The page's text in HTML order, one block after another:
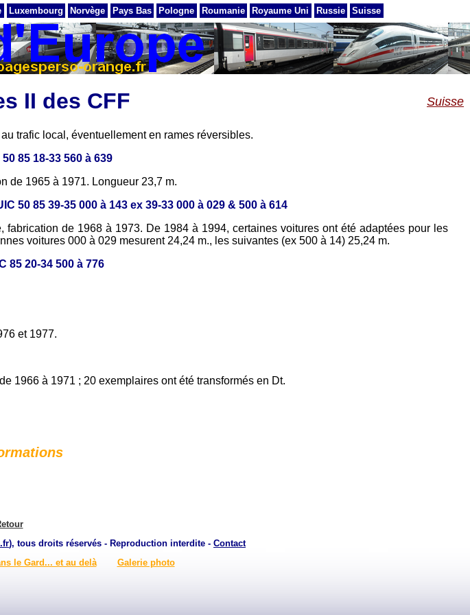
Luxembourg Norvège Pays Bas Pologne Roumanie Royaume Uni Russie Suisse
II des CFF Suisse
trafic local, éventuellement en rames réversibles.
50 85 18-33 560 à 639
de 1965 à 1971. Longueur 23,7 m.
50 85 39-35 000 à 143 ex 39-33 000 à 029 & 500 à 614
fabrication de 1968 à 1973. De 1984 à 1994, certaines voitures ont été adaptées pour les
voitures 000 à 029 mesurent 24,24 m., les suivantes (ex 500 à 14) 25,24 m.
85 20-34 500 à 776
et 1977.
1966 à 1971 ; 20 exemplaires ont été transformés en Dt.
), tous droits réservés - Reproduction interdite - Contact
le Gard... et au delà Galerie photo